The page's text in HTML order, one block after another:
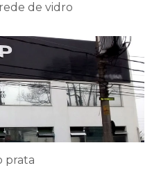
de vidro
prata